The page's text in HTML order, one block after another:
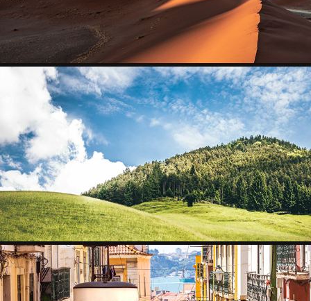
BERCHTESGADEN
2024